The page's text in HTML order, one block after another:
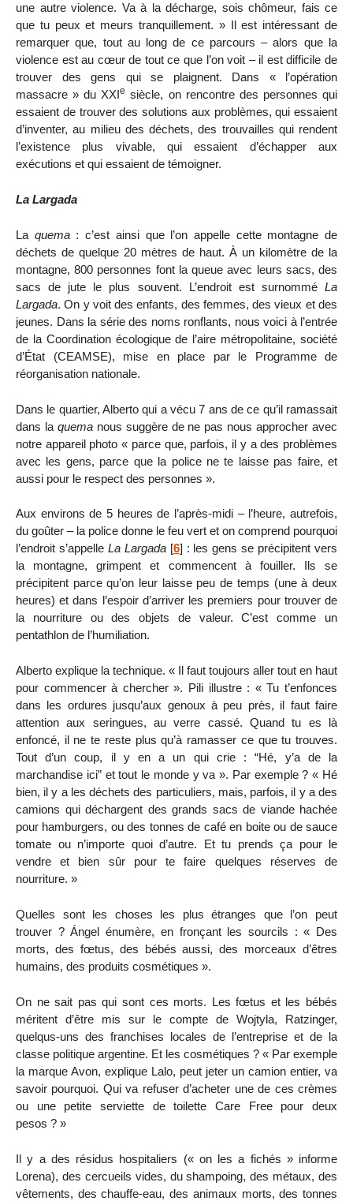
une autre violence. Va à la décharge, sois chômeur, fais ce
que tu peux et meurs tranquillement. » Il est intéressant de
remarquer que, tout au long de ce parcours – alors que la
violence est au cœur de tout ce que l’on voit – il est difficile de
trouver des gens qui se plaignent. Dans « l’opération
massacre » du XXIe siècle, on rencontre des personnes qui
essaient de trouver des solutions aux problèmes, qui essaient
d’inventer, au milieu des déchets, des trouvailles qui rendent
l’existence plus vivable, qui essaient d’échapper aux
exécutions et qui essaient de témoigner.
La Largada
La quema: c’est ainsi que l’on appelle cette montagne de
déchets de quelque 20 mètres de haut. À un kilomètre de la
montagne, 800 personnes font la queue avec leurs sacs, des
sacs de jute le plus souvent. L’endroit est surnommé La
Largada. On y voit des enfants, des femmes, des vieux et des
jeunes. Dans la série des noms ronflants, nous voici à l’entrée
de la Coordination écologique de l’aire métropolitaine, société
d’État (CEAMSE), mise en place par le Programme de
réorganisation nationale.
Dans le quartier, Alberto qui a vécu 7 ans de ce qu’il ramassait
dans la quemanous suggère de ne pas nous approcher avec
notre appareil photo « parce que, parfois, il y a des problèmes
avec les gens, parce que la police ne te laisse pas faire, et
aussi pour le respect des personnes ».
Aux environs de 5 heures de l’après-midi – l’heure, autrefois,
du goûter – la police donne le feu vert et on comprend pourquoi
l’endroit s’appelle La Largada[6] : les gens se précipitent vers
la montagne, grimpent et commencent à fouiller. Ils se
précipitent parce qu’on leur laisse peu de temps (une à deux
heures) et dans l’espoir d’arriver les premiers pour trouver de
la nourriture ou des objets de valeur. C’est comme un
pentathlon de l’humiliation.
Alberto explique la technique. « Il faut toujours aller tout en haut
pour commencer à chercher ». Pili illustre : « Tu t’enfonces
dans les ordures jusqu’aux genoux à peu près, il faut faire
attention aux seringues, au verre cassé. Quand tu es là
enfoncé, il ne te reste plus qu’à ramasser ce que tu trouves.
Tout d’un coup, il y en a un qui crie : “Hé, y’a de la
marchandise ici” et tout le monde y va ». Par exemple ? « Hé
bien, il y a les déchets des particuliers, mais, parfois, il y a des
camions qui déchargent des grands sacs de viande hachée
pour hamburgers, ou des tonnes de café en boite ou de sauce
tomate ou n’importe quoi d’autre. Et tu prends ça pour le
vendre et bien sûr pour te faire quelques réserves de
nourriture. »
Quelles sont les choses les plus étranges que l’on peut
trouver ? Ángel énumère, en fronçant les sourcils : « Des
morts, des fœtus, des bébés aussi, des morceaux d’êtres
humains, des produits cosmétiques ».
On ne sait pas qui sont ces morts. Les fœtus et les bébés
méritent d’être mis sur le compte de Wojtyla, Ratzinger,
quelqus-uns des franchises locales de l’entreprise et de la
classe politique argentine. Et les cosmétiques ? « Par exemple
la marque Avon, explique Lalo, peut jeter un camion entier, va
savoir pourquoi. Qui va refuser d’acheter une de ces crèmes
ou une petite serviette de toilette Care Free pour deux
pesos ? »
Il y a des résidus hospitaliers (« on les a fichés » informe
Lorena), des cercueils vides, du shampoing, des métaux, des
vêtements, des chauffe-eau, des animaux morts, des tonnes